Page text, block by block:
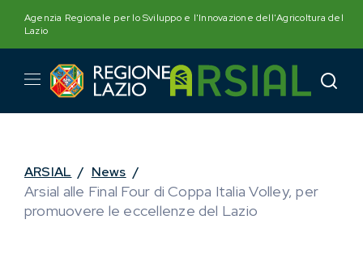
content
Agenzia Regionale per lo Sviluppo e l'Innovazione dell'Agricoltura del
Lazio
ARSIAL / News /
Arsial alle Final Four di Coppa Italia Volley, per
promuovere le eccellenze del Lazio